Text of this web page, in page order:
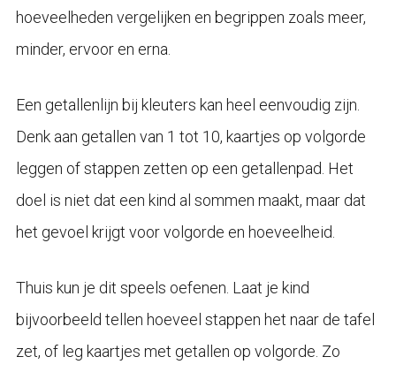
hoeveelheden vergelijken en begrippen zoals meer,
minder, ervoor en erna.
Een getallenlijn bij kleuters kan heel eenvoudig zijn.
Denk aan getallen van 1 tot 10, kaartjes op volgorde
leggen of stappen zetten op een getallenpad. Het
doel is niet dat een kind al sommen maakt, maar dat
het gevoel krijgt voor volgorde en hoeveelheid.
Thuis kun je dit speels oefenen. Laat je kind
bijvoorbeeld tellen hoeveel stappen het naar de tafel
zet, of leg kaartjes met getallen op volgorde. Zo